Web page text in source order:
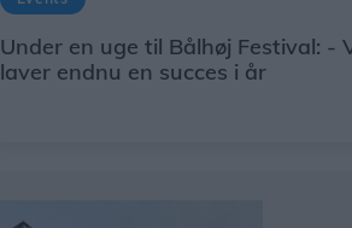
Under en uge til Bålhøj Festival: -
laver endnu en succes i år